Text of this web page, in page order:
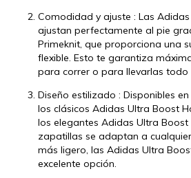
Comodidad y ajuste : Las
ajustan perfectamente al pie
Primeknit, que proporciona una
flexible. Esto te garantiza
para correr o para llevarlas todo
Diseño estilizado : Disponibles
los clásicos Adidas Ultra Boost
los elegantes Adidas Ultra
zapatillas se adaptan a
más ligero, las Adidas Ultra
excelente opción.